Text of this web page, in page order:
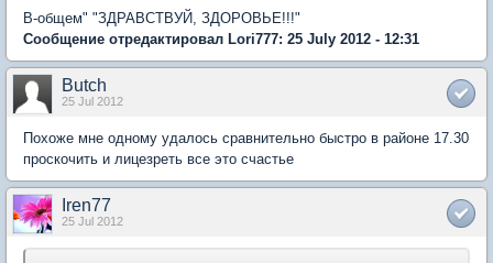
В-общем" "ЗДРАВСТВУЙ, ЗДОРОВЬЕ!!!"
Сообщение отредактировал Lori777: 25 July 2012 - 12:31
Butch
25 Jul 2012
Похоже мне одному удалось сравнительно быстро в районе 17.30
проскочить и лицезреть все это счастье
Iren77
25 Jul 2012